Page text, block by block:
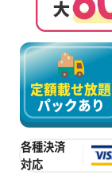
定額載せ放題
パックあり
各種決済
対応